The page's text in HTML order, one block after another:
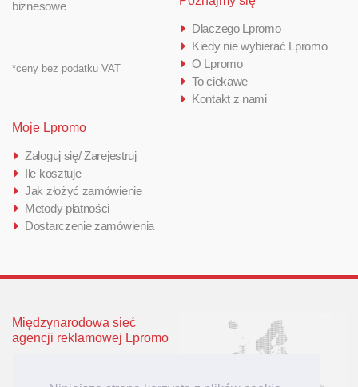
biznesowe
*ceny bez podatku VAT
Dlaczego Lpromo
Kiedy nie wybierać Lpromo
O Lpromo
To ciekawe
Kontakt z nami
Moje Lpromo
Zaloguj się/ Zarejestruj
Ile kosztuje
Jak złożyć zamówienie
Metody płatności
Dostarczenie zamówienia
Międzynarodowa sieć
agencji reklamowej Lpromo
Wielka Brytania